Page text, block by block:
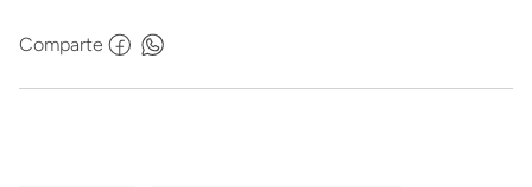
Comparte